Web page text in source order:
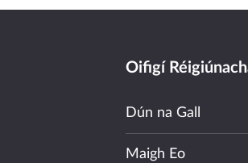
Oifigí
Dún na Gall
Maigh Eo